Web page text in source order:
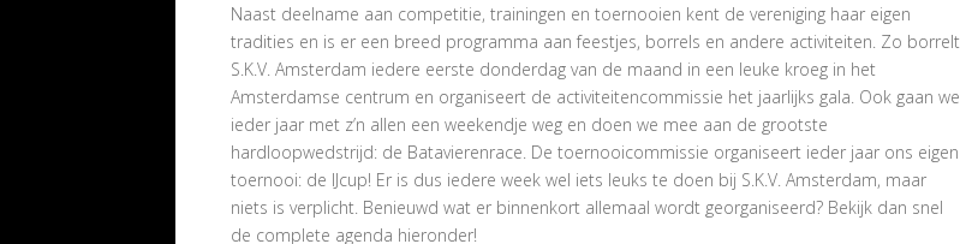
Naast deelname aan competitie, trainingen en toernooien kent de vereniging haar eigen
tradities en is er een breed programma aan feestjes, borrels en andere activiteiten. Zo borrelt
S.K.V. Amsterdam iedere eerste donderdag van de maand in een leuke kroeg in het
Amsterdamse centrum en organiseert de activiteitencommissie het jaarlijks gala. Ook gaan we
ieder jaar met z’n allen een weekendje weg en doen we mee aan de grootste
hardloopwedstrijd: de Batavierenrace. De toernooicommissie organiseert ieder jaar ons eigen
toernooi: de IJcup! Er is dus iedere week wel iets leuks te doen bij S.K.V. Amsterdam, maar
niets is verplicht. Benieuwd wat er binnenkort allemaal wordt georganiseerd? Bekijk dan snel
de complete agenda hieronder!